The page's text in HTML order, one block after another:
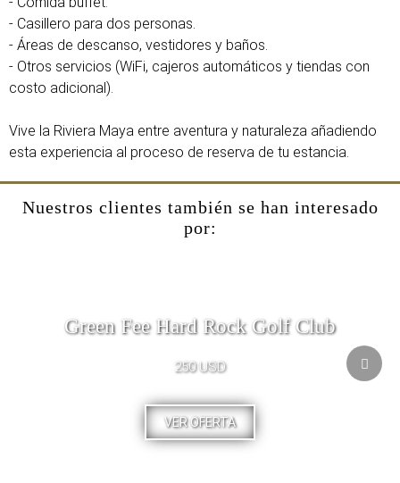
- Casillero para dos personas.
- Áreas de descanso, vestidores y baños.
- Otros servicios (WiFi, cajeros automáticos y tiendas con
costo adicional).
Vive la Riviera Maya entre aventura y naturaleza añadiendo
esta experiencia al proceso de reserva de tu estancia.
Nuestros clientes también se han interesado
por:
Green Fee Hard Rock Golf Club
250 USD
VER OFERTA